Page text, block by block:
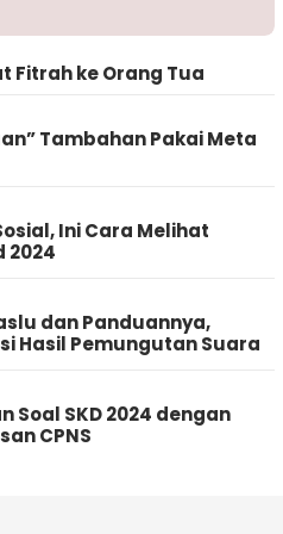
Fitrah ke Orang Tua
Tambahan Pakai Meta
Ini Cara Melihat
2024
dan Panduannya,
Hasil Pemungutan Suara
Soal SKD 2024 dengan
CPNS